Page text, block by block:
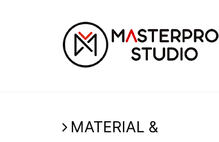
contenido
MATERIAL &